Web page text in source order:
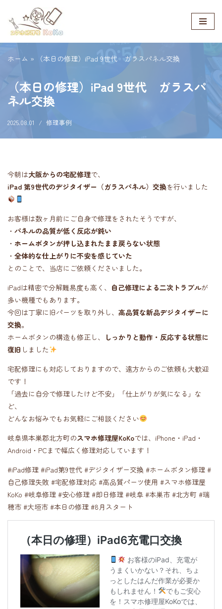
コ
ン
ス
ッ
プ
ホーム » （本日の修理）iPad 9世代 ガラスパネル交換
（本日の修理）iPad 9世代 ガラスパ
ネル交換
2025.08.01 修理事例
今朝は大阪からの宅配修理で、
iPad 第9世代のデジタイザー（ガラスパネル）交換を行いました
お客様は数ヶ月前にご自身で修理をされたそうですが、
・ パネルの品質が低く反応が鈍い
・ ホームボタンが押し込まれたまま戻らない状態
・ 全体的な仕上がりに不安を感じていた
とのことで、当店にご依頼くださいました。
iPadは精密で分解難易度も高く、 自己修理による二次トラブルが
多い機種でもあります。
今回は丁寧に旧パーツを取り外し、 高品質な新品デジタイザーに
交換。
ホームボタンの構造も修正し、
しっかりと動作・反応する状態に
復旧 しました
宅配修理にも対応しておりますので、遠方からのご依頼も大歓迎
です！
「過去に自分で修理したけど不安」「仕上がりが気になる」な
ど、
どんなお悩みでもお気軽にご相談ください
岐阜県本巣郡北方町のスマホ修理屋KoKoでは、iPhone・iPad・
Android・PCまで幅広く修理対応しています！
#iPad修理 #iPad第9世代 #デジタイザー交換 #ホームボタン修理 #
自己修理失敗 #宅配修理対応 #高品質パーツ使用 #スマホ修理屋
KoKo #岐阜修理 #安心修理 #即日修理 #岐阜 #本巣市 #北方町 #瑞
穂市 #大垣市 #本日の修理 #8月スタート